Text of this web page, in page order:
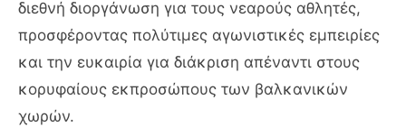
διεθνή διοργάνωση για τους νεαρούς αθλητές,
προσφέροντας πολύτιμες αγωνιστικές εμπειρίες
και την ευκαιρία για διάκριση απέναντι στους
κορυφαίους εκπροσώπους των βαλκανικών
χωρών.